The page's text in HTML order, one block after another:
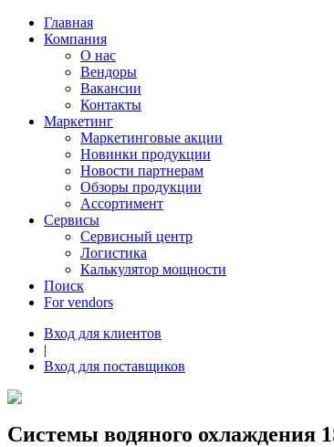
Главная
Компания
О нас
Вендоры
Вакансии
Контакты
Маркетинг
Маркетинговые акции
Новинки продукции
Новости партнерам
Обзоры продукции
Ассортимент
Сервисы
Сервисный центр
Логистика
Калькулятор мощности
Поиск
For vendors
Вход для клиентов
|
Вход для поставщиков
Системы водяного охлаждения